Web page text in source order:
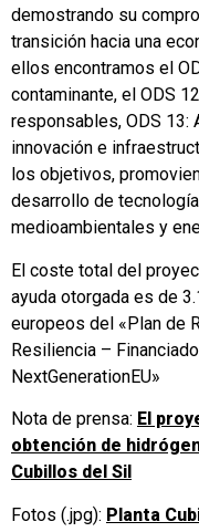
demostrando su
transición hacia una
ellos encontramos el
contaminante, el ODS
responsables, ODS 13:
innovación e
los objetivos,
desarrollo de
medioambientales y
El coste total del
ayuda otorgada es de
europeos del «Plan de
Resiliencia –
NextGenerationEU»
Nota de prensa: El
obtención de
Cubillos del Sil
Fotos (.jpg): Planta